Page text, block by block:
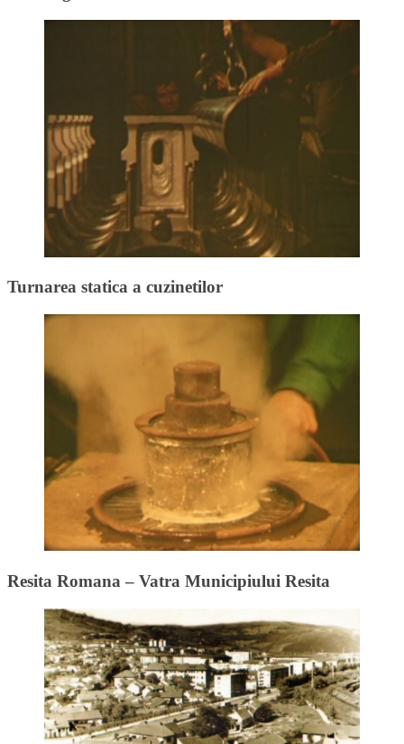
Turnarea statica a cuzinetilor
Resita Romana – Vatra Municipiului Resita